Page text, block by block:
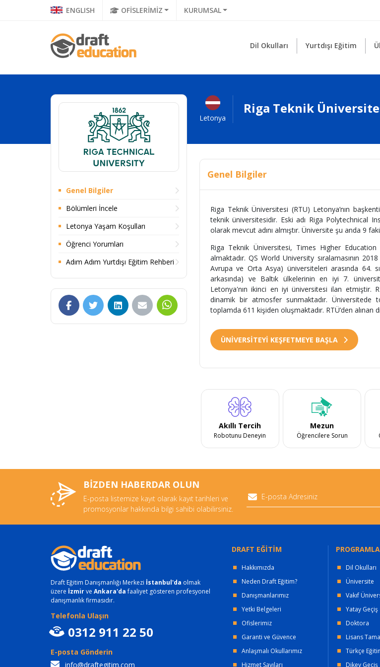
ENGLISH OFİSLERİMİZ KURUMSAL
Dil Okulları Yurtdışı Eğitim
Letonya
Riga Teknik
Genel Bilgiler
Bölümleri İncele
Letonya Yaşam Koşulları
Öğrenci Yorumları
Adım Adım Yurtdışı Eğitim Rehberi
Genel Bilgiler
Riga Teknik Üniversitesi (RTU) Letonya’nın
teknik üniversitesidir. Eski adı Riga Polytechnical
olarak mevcut adını almıştır. Üniversite şu anda 9
Riga Teknik Üniversitesi, Times Higher
almaktadır. QS World University sıralamasının
Avrupa ve Orta Asya) üniversiteleri arasında 64.
arkasında) ve Baltık ülkelerinin en iyi 7.
Letonya'nın ikinci en iyi üniversitesi ilan etmiştir.
dinamik bir atmosfer sunmaktadır. Üniversitede
toplamda 611 kişiden oluşmaktadır. RTÜ’den alınan
ÜNİVERSİTEYİ KEŞFETMEYE BAŞLA
Akıllı Tercih
Robotunu Deneyin
Mezun
Öğrencilere Sorun
BİZDEN HABERDAR OLUN
E-posta listemize kayıt olarak kayıt tarihleri ve
promosyonlar hakkında bilgi sahibi olabilirsiniz.
Draft Eğitim Danışmanlığı Merkezi İstanbul'da olmak
üzere İzmirve Ankara'dafaaliyet gösteren profesyonel
danışmanlık firmasıdır.
Telefonla Ulaşın
0312 911 22 50
E-posta Gönderin
info@draftegitim.com
DRAFT EĞİTİM
Hakkımızda
Neden Draft Eğitim?
Danışmanlarımız
Yetki Belgeleri
Ofislerimiz
Garanti ve Güvence
Anlaşmalı Okullarımız
Hizmet Sayıları
Dil Okulları
Üniversite
Vakıf
Yatay Geçiş
Doktora
Lisans
Türkçe
Dikey Geçiş